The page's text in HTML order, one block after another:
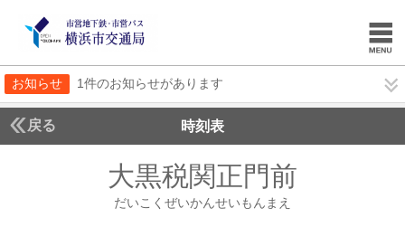
お知らせ 1件のお知らせがあります
戻る 時刻表
大黒税関正門前
だいこくぜいかんせいもんまえ